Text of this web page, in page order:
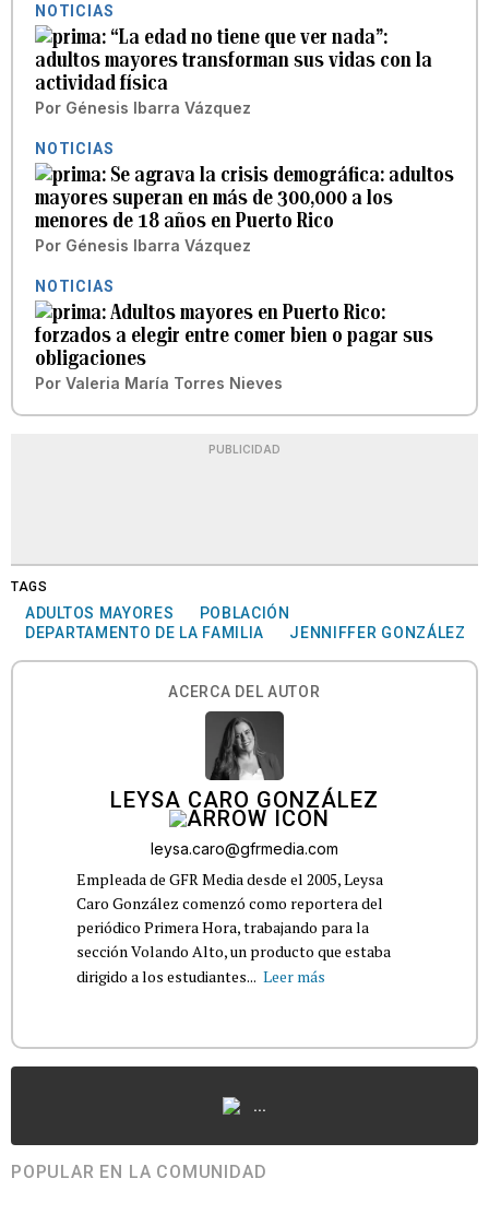
NOTICIAS
“La edad no tiene que ver nada”:
adultos mayores transforman sus vidas con la
actividad física
Por Génesis Ibarra Vázquez
NOTICIAS
Se agrava la crisis demográfica: adultos
mayores superan en más de 300,000 a los
menores de 18 años en Puerto Rico
Por Génesis Ibarra Vázquez
NOTICIAS
Adultos mayores en Puerto Rico:
forzados a elegir entre comer bien o pagar sus
obligaciones
Por Valeria María Torres Nieves
PUBLICIDAD
TAGS
ADULTOS MAYORES
POBLACIÓN
DEPARTAMENTO DE LA FAMILIA
JENNIFFER GONZÁLEZ
ACERCA DEL AUTOR
LEYSA CARO GONZÁLEZ
leysa.caro@gfrmedia.com
Empleada de GFR Media desde el 2005, Leysa
Caro González comenzó como reportera del
periódico Primera Hora, trabajando para la
sección Volando Alto, un producto que estaba
dirigido a los estudiantes... Leer más
...
POPULAR EN LA COMUNIDAD